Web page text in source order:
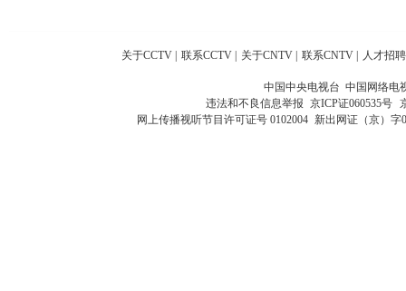
关于CCTV 联系CCTV 关于CNTV 联系CNTV 人才招聘
中国中央电视台 中国网络电
违法和不良信息举报 京ICP证060535号
网上传播视听节目许可证号 0102004 新出网证（京）